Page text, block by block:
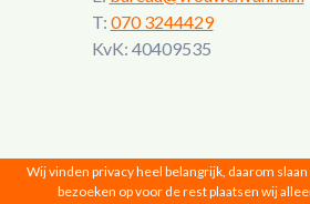
T: 070 3244429
KvK: 40409535
Wij vinden privacy heel belangrijk, daarom
bezoeken op voor de rest plaatsen wij